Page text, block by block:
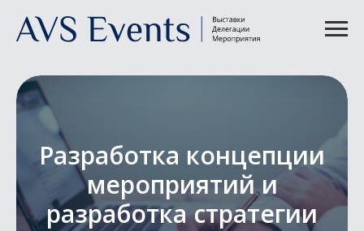
Разработка концепции
мероприятий и
разработка стратегии